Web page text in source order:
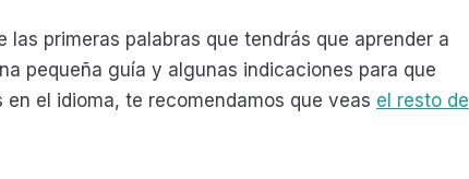
primeras palabras que tendrás que aprender a
pequeña guía y algunas indicaciones para que
el idioma, te recomendamos que veas el resto de